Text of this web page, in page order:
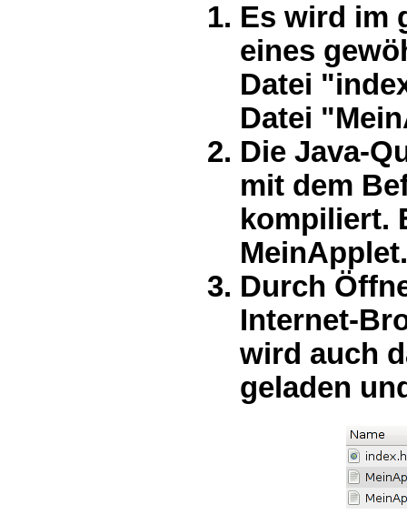
Es wird im
eines
Datei
Datei
Die Java-
mit dem
kompiliert.
Durch
Internet-
wird auch
geladen